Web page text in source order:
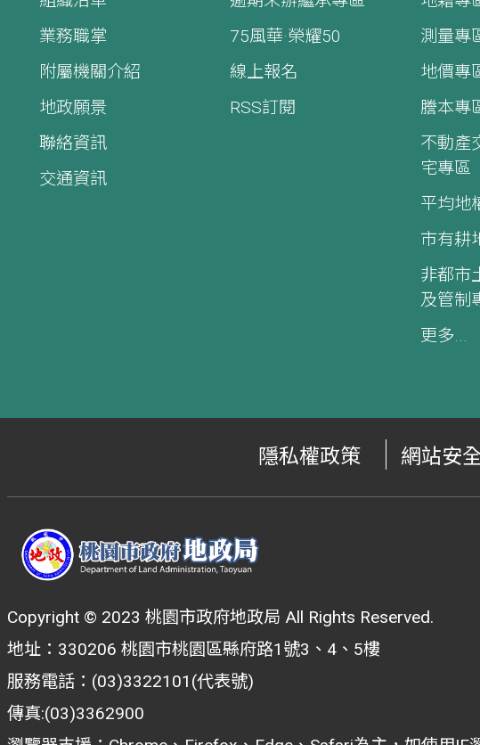
業務職掌
附屬機關介紹
地政願景
聯絡資訊
交通資訊
75風華·榮耀50
線上報名
RSS訂閱
測量專
地價專
謄本專
不動產
宅專區
平均地
市有耕
非都市
及管制
更多...
隱私權政策 網站安
Copyright © 2023 桃園市政府地政局 All Rights Reserved.
地址：330206 桃園市桃園區縣府路1號3、4、5樓
服務電話：(03)3322101(代表號)
傳真:(03)3362900